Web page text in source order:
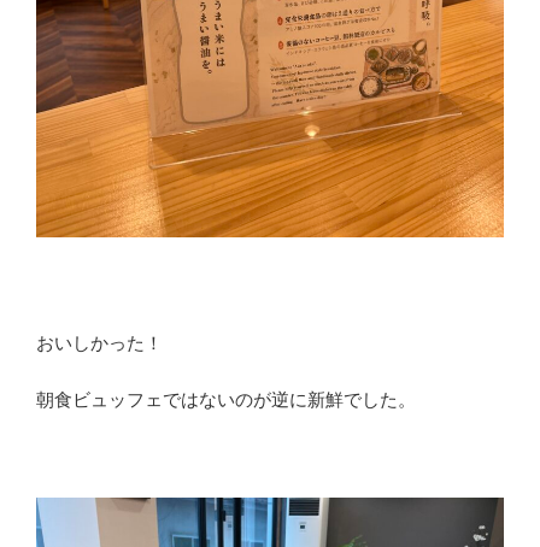
おいしかった！
朝食ビュッフェではないのが逆に新鮮でした。